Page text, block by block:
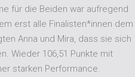
für die Beiden war aufregend
erst alle Finalisten*innen dem
Anna und Mira, dass sie sich
Wieder 106,51 Punkte mit
starken Performance.